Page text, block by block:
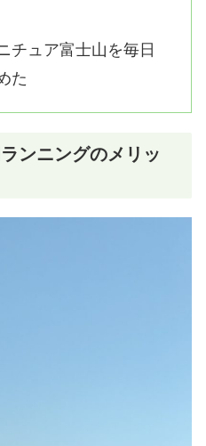
チュア富士山を毎日
た
ンニングのメリッ